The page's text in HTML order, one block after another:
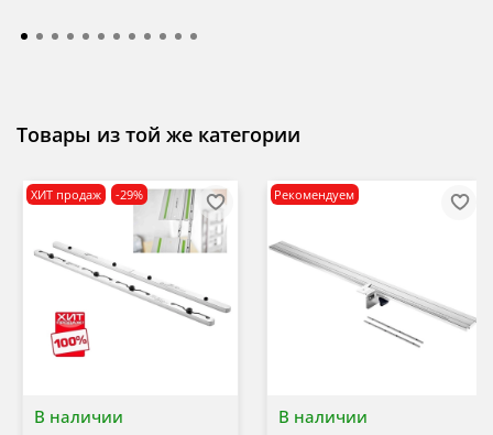
Товары из той же категории
В наличии
ХИТ продаж -29%
В наличии
Рекомендуем